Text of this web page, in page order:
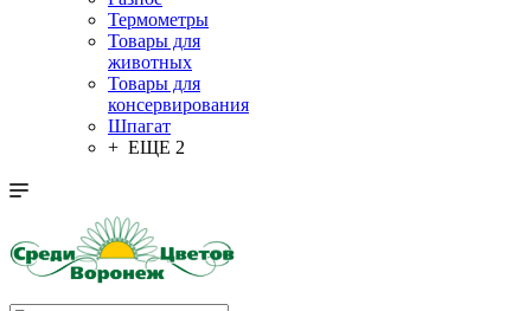
Термометры
Товары для
животных
Товары для
консервирования
Шпагат
+ ЕЩЕ 2